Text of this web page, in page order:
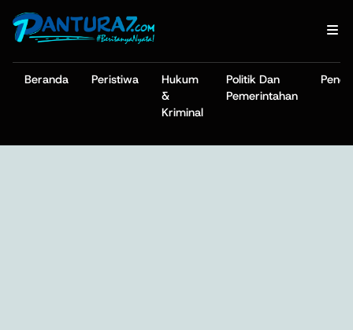
Beranda Peristiwa
Hukum
&
Kriminal
Politik Dan
Pemerintahan